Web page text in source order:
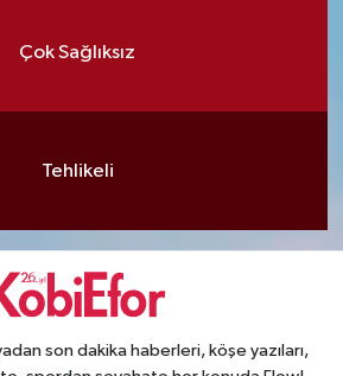
Çok Sağlıksız
Tehlikeli
son dakika haberleri, köşe yazıları,